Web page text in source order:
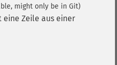
might only be in Git)
eine Zeile aus einer